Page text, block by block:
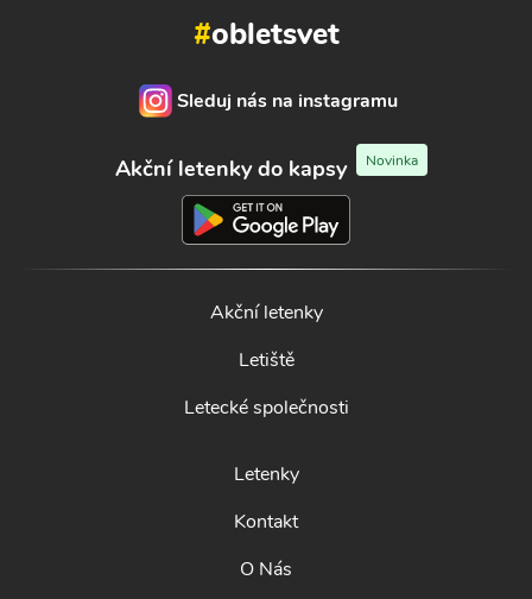
#obletsvet
Sleduj nás na instagramu
Akční letenky do kapsy Novinka
Akční letenky
Letiště
Letecké společnosti
Letenky
Kontakt
O Nás